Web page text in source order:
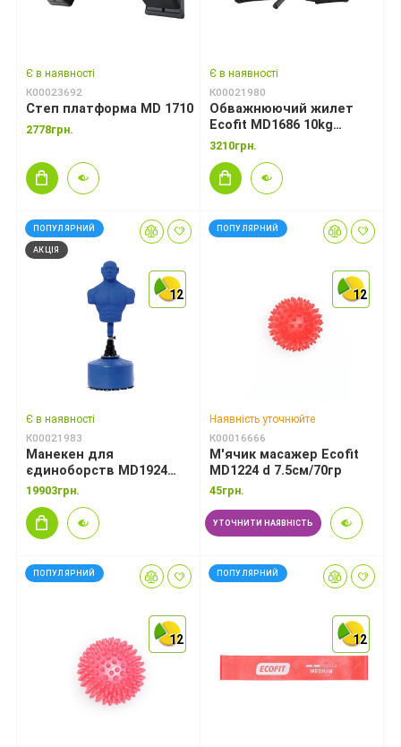
Є в наявності
К00023692
Степ платформа MD 1710
2778грн.
Є в наявності
К00021980
Обважнюючий жилет
Ecofit MD1686 10kg
Cordura+Iron
3210грн.
12
12
12
ПОПУЛЯРНИЙ
АКЦІЯ
Є в наявності
К00021983
Манекен для
єдиноборств MD1924
water base 40 кг
19903грн.
12
12
12
ПОПУЛЯРНИЙ
Наявність уточнюйте
К00016666
М'ячик масажер Ecofit
MD1224 d 7.5см/70гр
45грн.
УТОЧНИТИ НАЯВНІСТЬ
12
12
12
ПОПУЛЯРНИЙ
12
12
12
ПОПУЛЯРНИЙ